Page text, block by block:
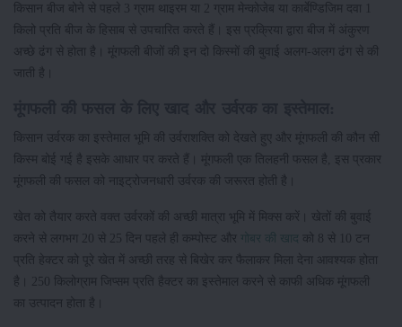
किसान बीज बोने से पहले 3 ग्राम थाइरम या 2 ग्राम मेन्कोजेब या कार्बेण्डिजिम दवा 1
किलो प्रति बीज के हिसाब से उपचारित करते हैं। इस प्रक्रिया द्वारा बीज में अंकुरण
अच्छे ढंग से होता है। मूंगफली बीजों की इन दो किस्मों की बुवाई अलग-अलग ढंग से की
जाती है।
किसान उर्वरक का इस्तेमाल भूमि की उर्वराशक्ति को देखते हुए और मूंगफली की कौन सी
किस्म बोई गई है इसके आधार पर करते हैं। मूंगफली एक तिलहनी फसल है, इस प्रकार
मूंगफली की फसल को नाइट्रोजनधारी उर्वरक की जरूरत होती है।
खेत को तैयार करते वक्त उर्वरकों की अच्छी मात्रा भूमि में मिक्स करें। खेतों की बुवाई
करने से लगभग 20 से 25 दिन पहले ही कम्पोस्ट और गोबर की खाद को 8 से 10 टन
प्रति हेक्टर को पूरे खेत में अच्छी तरह से बिखेर कर फैलाकर मिला देना आवश्यक होता
है। 250 किलोग्राम जिप्सम प्रति हैक्टर का इस्तेमाल करने से काफी अधिक मूंगफली
का उत्पादन होता है।